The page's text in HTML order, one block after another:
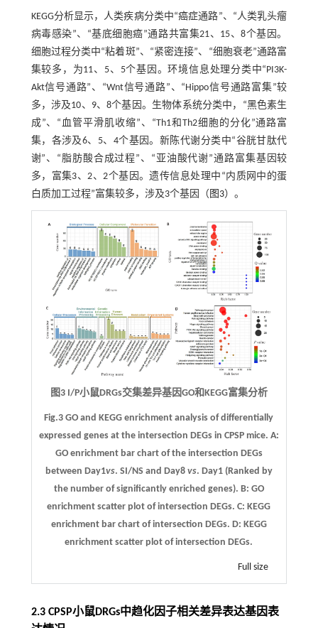
KEGG分析显示，人类疾病分类中“癌症通路”、“人类乳头瘤
病毒感染”、“基底细胞癌”通路共富集21、15、8个基因。
细胞过程分类中“粘着斑”、“紧密连接”、“细胞衰老”通路富
集较多，为11、5、5个基因。环境信息处理分类中“PI3K-
Akt信号通路”、“Wnt信号通路”、“Hippo信号通路富集”较
多，涉及10、9、8个基因。生物体系统分类中，“黑色素生
成”、“血管平滑肌收缩”、“Th1和Th2细胞的分化”通路富
集，各涉及6、5、4个基因。新陈代谢分类中“谷胱甘肽代
谢”、“脂肪酸合成过程”、“亚油酸代谢”通路富集基因较
多，富集3、2、2个基因。遗传信息处理中“内质网中的蛋
白质加工过程”富集较多，涉及3个基因（ 图3）。
图3 I/P小鼠DRGs交集差异基因GO和KEGG富集分析
Fig.3 GO and KEGG enrichment analysis of differentially
expressed genes at the intersection DEGs in CPSP mice. A:
GO enrichment bar chart of the intersection DEGs
between Day1vs. SI/NS and Day8 vs. Day1 (Ranked by
the number of significantly enriched genes). B: GO
enrichment scatter plot of intersection DEGs.C: KEGG
enrichment bar chart of intersection DEGs. D: KEGG
enrichment scatter plot of intersection DEGs.
Full size
2.3 CPSP小鼠DRGs中趋化因子相关差异表达基因表